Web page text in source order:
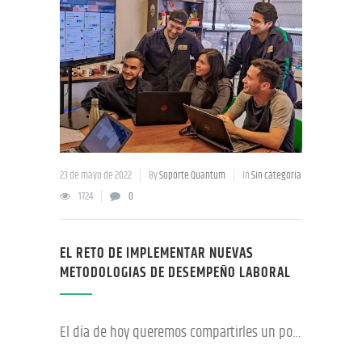
23 de mayo de 2022 BySoporte Quantum InSin categoría
1724
0
EL RETO DE IMPLEMENTAR NUEVAS
METODOLOGIAS DE DESEMPEÑO LABORAL
El día de hoy queremos compartirles un poco acerca de una nueva forma de trabajo que se ha estado llevando a cabo en la fábrica. Nuestro grupo de ingenieros liderados por nuestro Jefe Nacional de Talleres